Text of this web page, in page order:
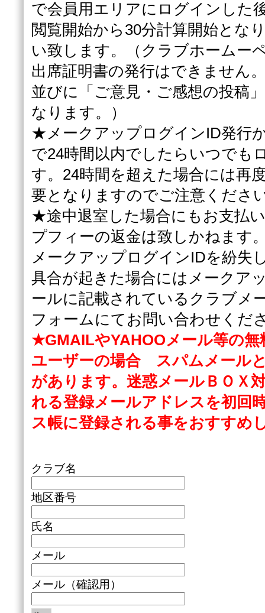
で会員用エリアにログインした
閲覧開始から30分計算開始とな
い致します。（クラブホームー
出席証明書の発行はできません
並びに「ご意見・ご感想の投稿
なります。）
★メークアップログインID発行
で24時間以内でしたらいつでも
す。24時間を超えた場合には再
要となりますのでご注意くださ
★途中退室した場合にもお支払
プフィーの返金は致しかねます
メークアップログインIDを紛失
具合が起きた場合にはメークア
ールに記載されているクラブメ
フォームにてお問い合わせくだ
★GMAILやYAHOOメール等の
ユーザーの場合 スパムメール
があります。 迷惑メールＢＯＸ
れる登録メールアドレスを初回
ス帳に登録される事をおすすめ
クラブ名
地区番号
氏名
メール
メール（確認用）